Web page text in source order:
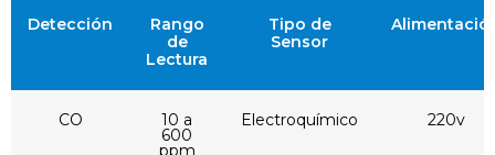
Detección
Rango
de
Lectura
Tipo de
Sensor
CO 10 a
600
ppm
Electroquímico 220v